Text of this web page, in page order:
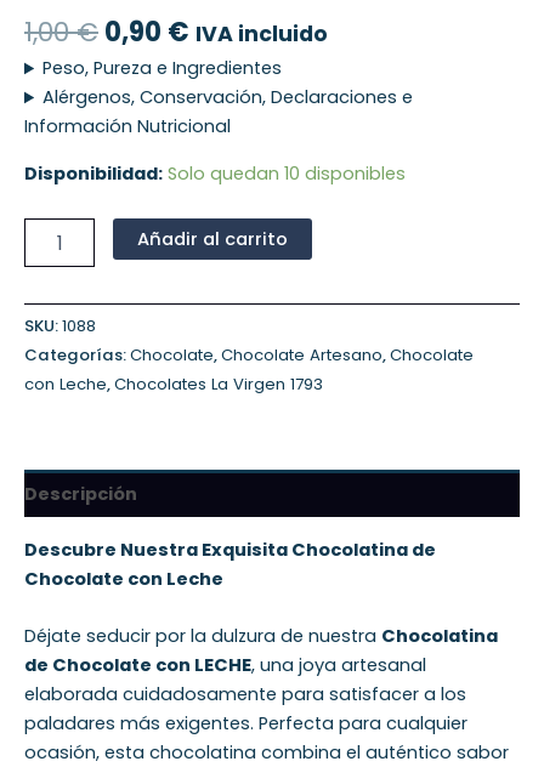
1,00€0,90 € IVA incluido
Peso, Pureza e Ingredientes
Alérgenos, Conservación, Declaraciones e
Información Nutricional
Disponibilidad: Solo quedan 10 disponibles
Añadir al carrito
SKU:1088
Categorías:Chocolate,Chocolate Artesano,Chocolate
con Leche,Chocolates La Virgen 1793
Descripción
Descubre Nuestra Exquisita Chocolatina de
Chocolate con Leche
Déjate seducir por la dulzura de nuestra Chocolatina
de Chocolate con LECHE, una joya artesanal
elaborada cuidadosamente para satisfacer a los
paladares más exigentes. Perfecta para cualquier
ocasión, esta chocolatina combina el auténtico sabor